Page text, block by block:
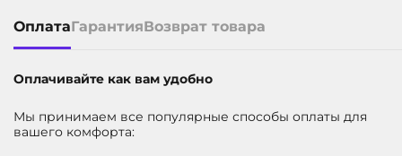
ВСТРОЕННАЯ ПАМЯТЬ
12256
ОплатаГарантияВозврат товара
Оплачивайте как вам удобно
Мы принимаем все популярные способы оплаты для
вашего комфорта: